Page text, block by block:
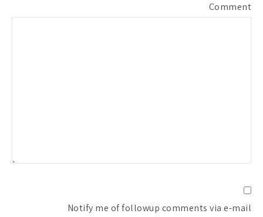
Comment
Notify me of followup comments via e-mail